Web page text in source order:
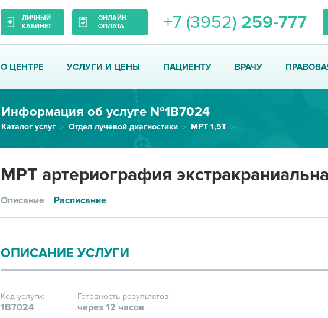
ЛИЧНЫЙ
КАБИНЕТ
ОНЛАЙН
ОПЛАТА
+7 (3952) 259-777
О ЦЕНТРЕ УСЛУГИ И ЦЕНЫ ПАЦИЕНТУ ВРАЧУ
Информация об услуге №1В7024
Каталог услуг Отдел лучевой диагностики
МРТ 1,5Т
МРТ артериография
Описание Расписание
ОПИСАНИЕ УСЛУГИ
Код услуги:
1В7024
Готовность результатов:
через 12 часов